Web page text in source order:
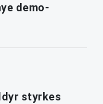
demo-
styrkes